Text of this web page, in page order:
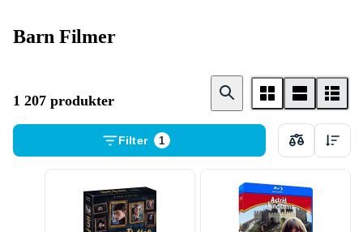
Barn Filmer
1 207 produkter
Filter 1